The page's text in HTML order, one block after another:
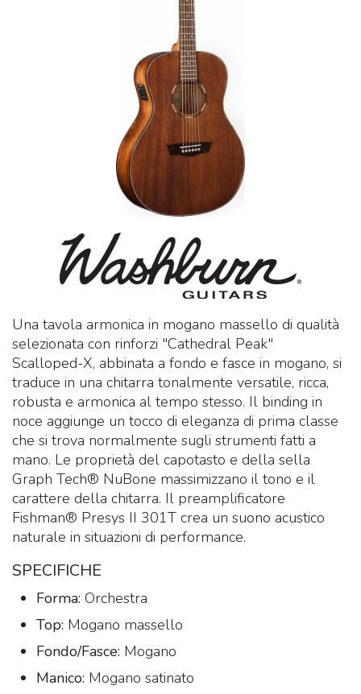
Una tavola armonica in mogano massello di qualità
selezionata con rinforzi "Cathedral Peak"
Scalloped-X, abbinata a fondo e fasce in mogano, si
traduce in una chitarra tonalmente versatile, ricca,
robusta e armonica al tempo stesso. Il binding in
noce aggiunge un tocco di eleganza di prima classe
che si trova normalmente sugli strumenti fatti a
mano. Le proprietà del capotasto e della sella
Graph Tech® NuBone massimizzano il tono e il
carattere della chitarra. Il preamplificatore
Fishman® Presys II 301T crea un suono acustico
naturale in situazioni di performance.
SPECIFICHE
Forma: Orchestra
Top: Mogano massello
Fondo/Fasce: Mogano
Manico: Mogano satinato